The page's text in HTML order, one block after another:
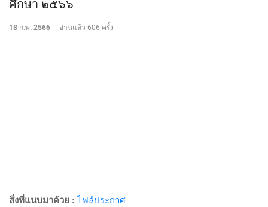
ศึกษา ๒๕๖๖
18 ก.พ. 2566 - อ่านแล้ว 606 ครั้ง
สิ่งที่แนบมาด้วย :ไฟล์ประกาศ